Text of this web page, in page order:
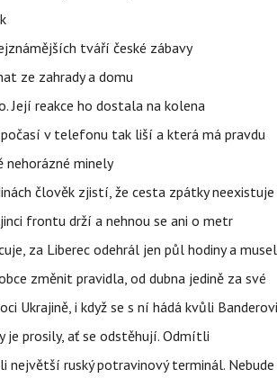
tváří české zábavy
ze zahrady a domu
Její reakce ho dostala na kolena
počasí v telefonu tak liší a která má pravdu
nehorázné minely
člověk zjistí, že cesta zpátky neexistuje
frontu drží a nehnou se ani o metr
za Liberec odehrál jen půl hodiny a
změnit pravidla, od dubna jedině za své
Ukrajině, i když se s ní hádá kvůli Banderovi
je prosily, ať se odstěhují. Odmítli
ruský potravinový terminál.